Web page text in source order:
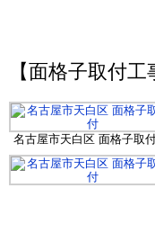
【面格子取付
名古屋市天白区 面格子取